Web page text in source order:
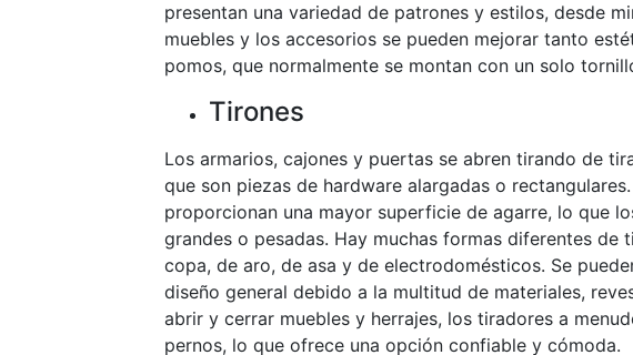
presentan una variedad de patrones y estilos, desde
muebles y los accesorios se pueden mejorar tanto
pomos, que normalmente se montan con un solo
Tirones
Los armarios, cajones y puertas se abren tirando de
que son piezas de hardware alargadas o
proporcionan una mayor superficie de agarre, lo que
grandes o pesadas. Hay muchas formas diferentes
copa, de aro, de asa y de electrodomésticos. Se
diseño general debido a la multitud de materiales,
abrir y cerrar muebles y herrajes, los tiradores a
pernos, lo que ofrece una opción confiable y cómoda.